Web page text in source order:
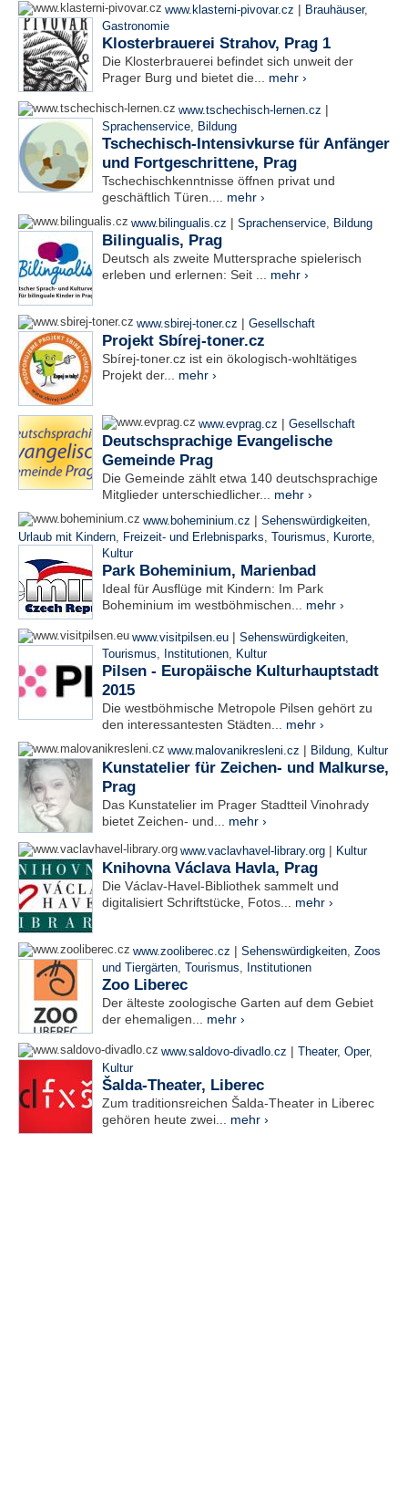
www.klasterni-pivovar.cz | Brauhäuser,
Gastronomie
Klosterbrauerei Strahov, Prag 1
Die Klosterbrauerei befindet sich unweit der
Prager Burg und bietet die... mehr ›
www.tschechisch-lernen.cz |
Sprachenservice, Bildung
Tschechisch-Intensivkurse für Anfänger
und Fortgeschrittene, Prag
Tschechischkenntnisse öffnen privat und
geschäftlich Türen.... mehr ›
www.bilingualis.cz | Sprachenservice, Bildung
Bilingualis, Prag
Deutsch als zweite Muttersprache spielerisch
erleben und erlernen: Seit ... mehr ›
www.sbirej-toner.cz | Gesellschaft
Projekt Sbírej-toner.cz
Sbírej-toner.cz ist ein ökologisch-wohltätiges
Projekt der... mehr ›
www.evprag.cz | Gesellschaft
Deutschsprachige Evangelische
Gemeinde Prag
Die Gemeinde zählt etwa 140 deutschsprachige
Mitglieder unterschiedlicher... mehr ›
www.boheminium.cz | Sehenswürdigkeiten,
Urlaub mit Kindern, Freizeit- und Erlebnisparks, Tourismus, Kurorte,
Kultur
Park Boheminium, Marienbad
Ideal für Ausflüge mit Kindern: Im Park
Boheminium im westböhmischen... mehr ›
www.visitpilsen.eu | Sehenswürdigkeiten,
Tourismus, Institutionen, Kultur
Pilsen - Europäische Kulturhauptstadt
2015
Die westböhmische Metropole Pilsen gehört zu
den interessantesten Städten... mehr ›
www.malovanikresleni.cz | Bildung, Kultur
Kunstatelier für Zeichen- und Malkurse,
Prag
Das Kunstatelier im Prager Stadtteil Vinohrady
bietet Zeichen- und... mehr ›
www.vaclavhavel-library.org | Kultur
Knihovna Václava Havla, Prag
Die Václav-Havel-Bibliothek sammelt und
digitalisiert Schriftstücke, Fotos... mehr ›
www.zooliberec.cz | Sehenswürdigkeiten, Zoos
und Tiergärten, Tourismus, Institutionen
Zoo Liberec
Der älteste zoologische Garten auf dem Gebiet
der ehemaligen... mehr ›
www.saldovo-divadlo.cz | Theater, Oper,
Kultur
Šalda-Theater, Liberec
Zum traditionsreichen Šalda-Theater in Liberec
gehören heute zwei... mehr ›